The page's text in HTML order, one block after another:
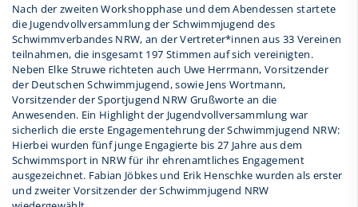
Nach der zweiten Workshopphase und dem Abendessen startete
die Jugendvollversammlung der Schwimmjugend des
Schwimmverbandes NRW, an der Vertreter*innen aus 33 Vereinen
teilnahmen, die insgesamt 197 Stimmen auf sich vereinigten.
Neben Elke Struwe richteten auch Uwe Herrmann, Vorsitzender
der Deutschen Schwimmjugend, sowie Jens Wortmann,
Vorsitzender der Sportjugend NRW Grußworte an die
Anwesenden. Ein Highlight der Jugendvollversammlung war
sicherlich die erste Engagementehrung der Schwimmjugend NRW:
Hierbei wurden fünf junge Engagierte bis 27 Jahre aus dem
Schwimmsport in NRW für ihr ehrenamtliches Engagement
ausgezeichnet. Fabian Jöbkes und Erik Henschke wurden als erster
und zweiter Vorsitzender der Schwimmjugend NRW